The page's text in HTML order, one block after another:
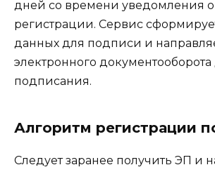
дней со времени уведомления
регистрации. Сервис
данных для подписи и
электронного документооборота
подписания.
Алгоритм регистрации
Следует заранее получить ЭП и